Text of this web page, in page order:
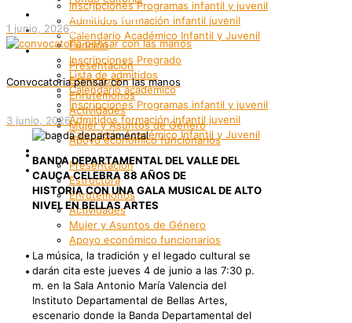
Inscripciones Programas infantil y juvenil
Admitidos formación infantil juvenil
Calendario Académico Infantil y Juvenil
Bienestar
Presentación
Estructura
Enrutemonos
Actividades
Mujer y Asuntos de Género
Apoyo económico funcionarios
Internacionalización
Patrimonio
Grupos Artísticos
Registro
Función
Inscripciones Pregrado
Lista de admitidos
Calendario académico
Inscripciones Programas infantil y juvenil
Admitidos formación infantil juvenil
Calendario Académico Infantil y Juvenil
Bienestar
Presentación
Estructura
Enrutemonos
Actividades
Mujer y Asuntos de Género
Apoyo económico funcionarios
Internacionalización
Patrimonio
1 junio, 2026
Convocatoria pensar con las manos
3 junio, 2026
BANDA DEPARTAMENTAL DEL VALLE DEL
CAUCA CELEBRA 88 AÑOS DE
HISTORIA CON UNA GALA MUSICAL DE ALTO
NIVEL EN BELLAS ARTES
La música, la tradición y el legado cultural se
darán cita este jueves 4 de junio a las 7:30 p.
m. en la Sala Antonio María Valencia del
Instituto Departamental de Bellas Artes,
escenario donde la Banda Departamental del